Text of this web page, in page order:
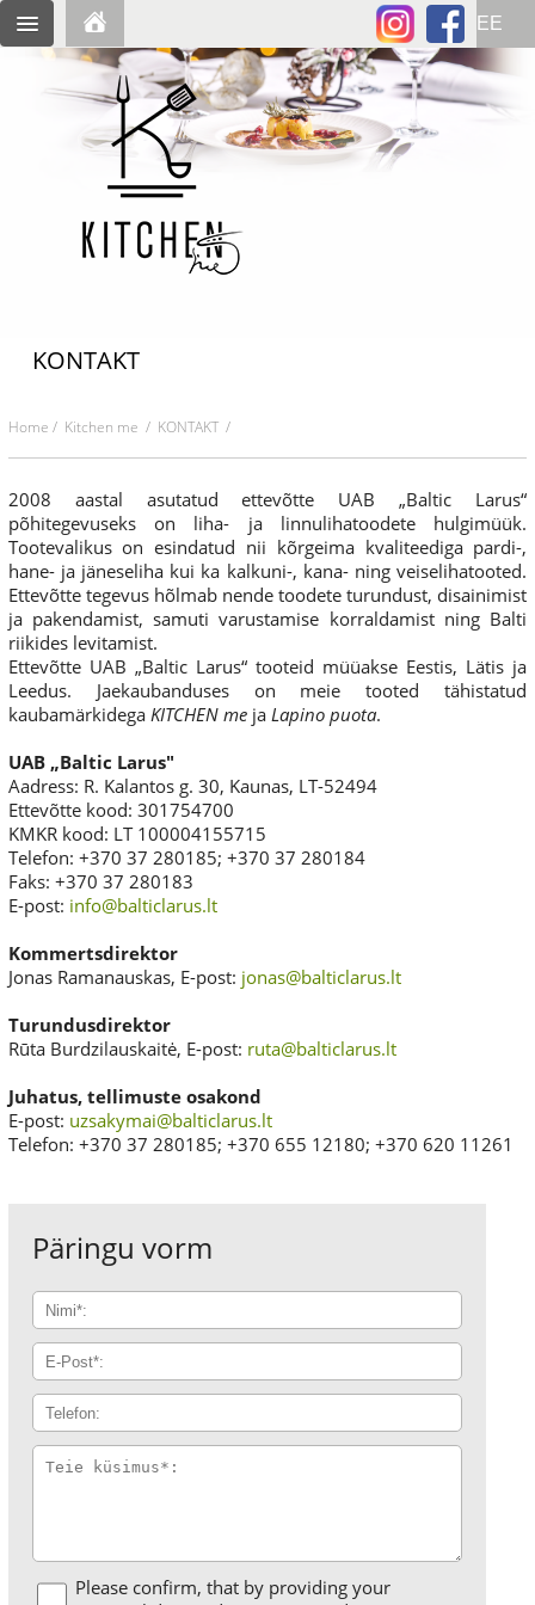
KONTAKT
Home / Kitchen me / KONTAKT /
2008 aastal asutatud ettevõtte UAB „Baltic Larus“
põhitegevuseks on liha- ja linnulihatoodete hulgimüük.
Tootevalikus on esindatud nii kõrgeima kvaliteediga pardi-,
hane- ja jäneseliha kui ka kalkuni-, kana- ning veiselihatooted.
Ettevõtte tegevus hõlmab nende toodete turundust, disainimist
ja pakendamist, samuti varustamise korraldamist ning Balti
riikides levitamist.
Ettevõtte UAB „Baltic Larus“ tooteid müüakse Eestis, Lätis ja
Leedus. Jaekaubanduses on meie tooted tähistatud
kaubamärkidega KITCHEN meja Lapino puota.
UAB „Baltic Larus"
Aadress: R. Kalantos g. 30, Kaunas, LT-52494
Ettevõtte kood: 301754700
KMKR kood: LT 100004155715
Telefon: +370 37 280185; +370 37 280184
Faks: +370 37 280183
E-post: info@balticlarus.lt
Kommertsdirektor
Jonas Ramanauskas, E-post: jonas@balticlarus.lt
Turundusdirektor
Rūta Burdzilauskaitė, E-post: ruta@balticlarus.lt
Juhatus, tellimuste osakond
E-post: uzsakymai@balticlarus.lt
Telefon: +370 37 280185; +370 655 12180; +370 620 11261
Päringu vorm
Please confirm, that by providing your